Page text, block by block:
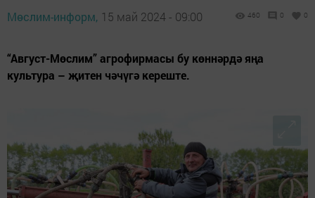
Мөслим-информ, 15 май 2024 - 09:00 460 0 0
“Август-Мөслим” агрофирмасы бу көннәрдә яңа
культура – җитен чәчүгә кереште.